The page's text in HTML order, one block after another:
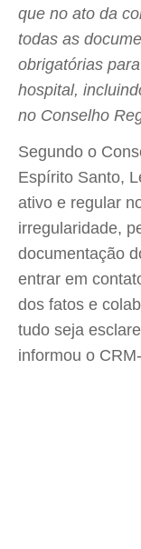
que no ato da
todas as
obrigatórias
hospital,
no Conselho
Segundo o
Espírito Santo,
ativo e regular
irregularidade,
documentação
entrar em
dos fatos e
tudo seja
informou o